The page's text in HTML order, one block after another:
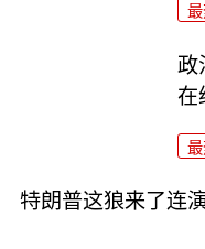
政
在
特朗普这狼来了连